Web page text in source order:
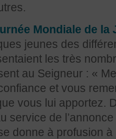
Mondiale de la
jeunes des
les très
au Seigneur : «
et vous
vous lui apportez.
service de
donne à profusion